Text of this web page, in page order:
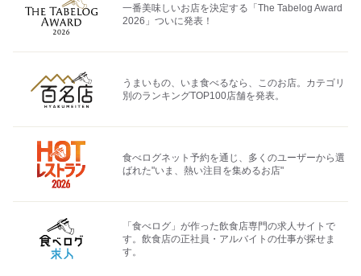
一番美味しいお店を決定する「The Tabelog Award
2026」ついに発表！
うまいもの、いま食べるなら、このお店。カテゴリ
別のランキングTOP100店舗を発表。
食べログネット予約を通じ、多くのユーザーから選
ばれた"いま、熱い注目を集めるお店"
「食べログ」が作った飲食店専門の求人サイトで
す。飲食店の正社員・アルバイトの仕事が探せま
す。